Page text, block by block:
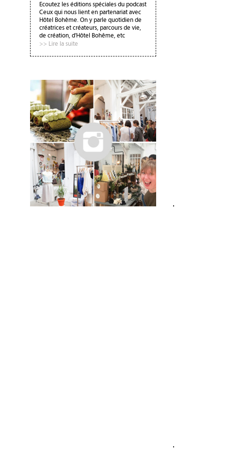
Ecoutez les éditions spéciales du podcast
Ceux qui nous lient en partenariat avec
Hôtel Bohême. On y parle quotidien de
créatrices et créateurs, parcours de vie,
de création, d'Hôtel Bohême, etc
>> Lire la suite